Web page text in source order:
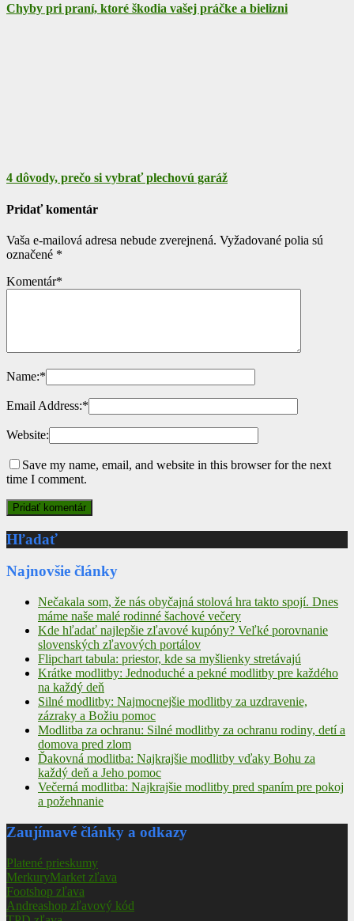
Chyby pri praní, ktoré škodia vašej práčke a bielizni
4 dôvody, prečo si vybrať plechovú garáž
Pridať komentár
Vaša e-mailová adresa nebude zverejnená. Vyžadované polia sú
označené *
Komentár*
Name:*
Email Address:*
Website:
Save my name, email, and website in this browser for the next
time I comment.
Hľadať
Najnovšie články
Nečakala som, že nás obyčajná stolová hra takto spojí. Dnes
máme naše malé rodinné šachové večery
Kde hľadať najlepšie zľavové kupóny? Veľké porovnanie
slovenských zľavových portálov
Flipchart tabula: priestor, kde sa myšlienky stretávajú
Krátke modlitby: Jednoduché a pekné modlitby pre každého
na každý deň
Silné modlitby: Najmocnejšie modlitby za uzdravenie,
zázraky a Božiu pomoc
Modlitba za ochranu: Silné modlitby za ochranu rodiny, detí a
domova pred zlom
Ďakovná modlitba: Najkrajšie modlitby vďaky Bohu za
každý deň a Jeho pomoc
Večerná modlitba: Najkrajšie modlitby pred spaním pre pokoj
a požehnanie
Zaujímavé články a odkazy
Platené prieskumy
MerkuryMarket zľava
Footshop zľava
Andreashop zľavový kód